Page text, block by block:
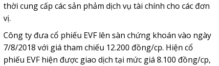
thời cung cấp các sản phảm dịch vụ tài chính cho các đơn
vị.
Công ty đưa cổ phiếu EVF lên sàn chứng khoán vào ngày
7/8/2018 với giá tham chiếu 12.200 đồng/cp. Hiện cổ
phiếu EVF hiện được giao dịch tại mức giá 8.100 đồng/cp,